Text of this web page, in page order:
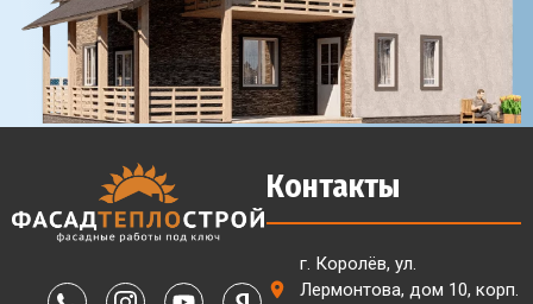
Контакты
г. Королёв, ул.
Лермонтова, дом 10, корп.